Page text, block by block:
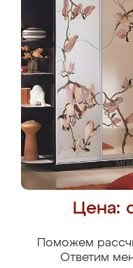
Цена:
Поможем
Ответим